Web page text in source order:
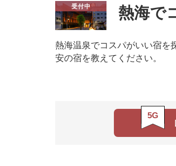
受付中 熱海で
熱海温泉でコスパがいい宿を
安の宿を教えてください。
5G